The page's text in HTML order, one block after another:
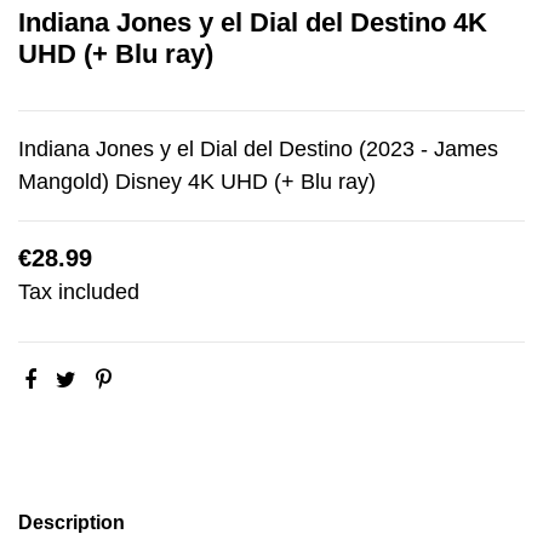
Indiana Jones y el Dial del Destino 4K
UHD (+ Blu ray)
Indiana Jones y el Dial del Destino (2023 - James
Mangold) Disney 4K UHD (+ Blu ray)
€28.99
Tax included
Description